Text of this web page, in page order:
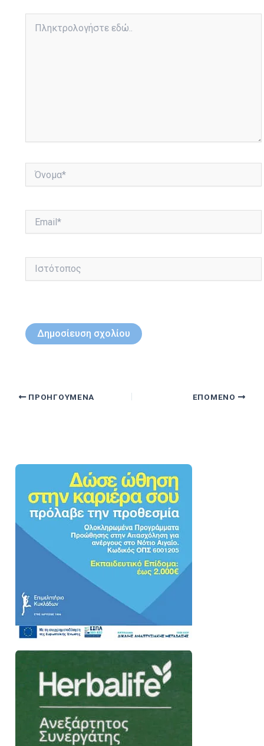
εδώ..
Όνομα*
Ιστότοπος
ΠΡΟΗΓΟΎΜΕΝΑ ΕΠΌΜΕΝΟ